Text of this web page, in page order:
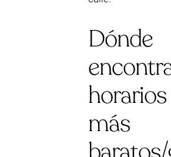
Dónde
horarios
más